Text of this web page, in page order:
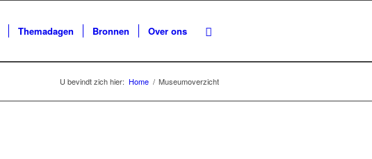
Themadagen Bronnen Over ons
U bevindt zich hier: Home / Museumoverzicht